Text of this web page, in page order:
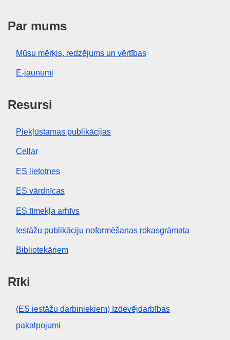
Par mums
Mūsu mērķis, redzējums un vērtības
E-jaunumi
Resursi
Piekļūstamas publikācijas
Cellar
ES lietotnes
ES vārdnīcas
ES tīmekļa arhīvs
Iestāžu publikāciju noformēšanas rokasgrāmata
Bibliotekāriem
Rīki
(ES iestāžu darbiniekiem) Izdevējdarbības
pakalpojumi